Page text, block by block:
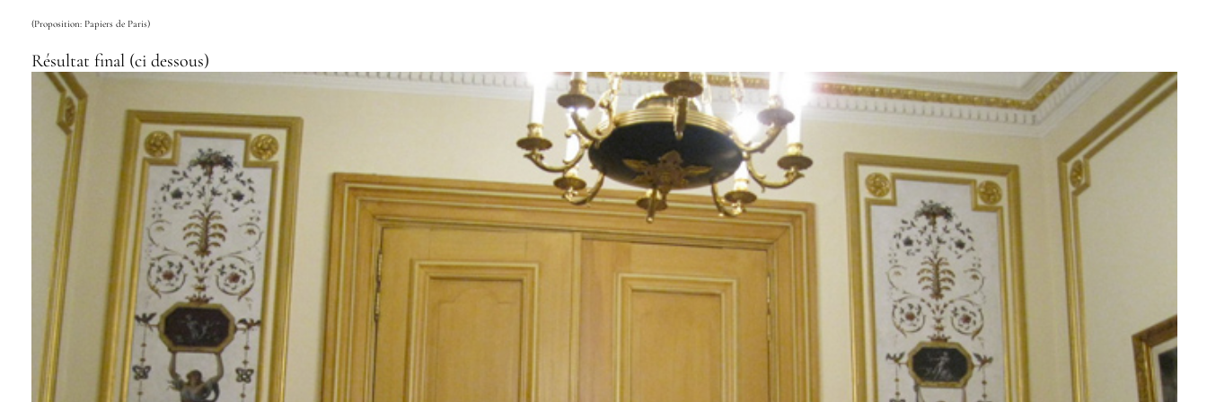
(Proposition: Papiers de Paris)
Résultat final (ci dessous)